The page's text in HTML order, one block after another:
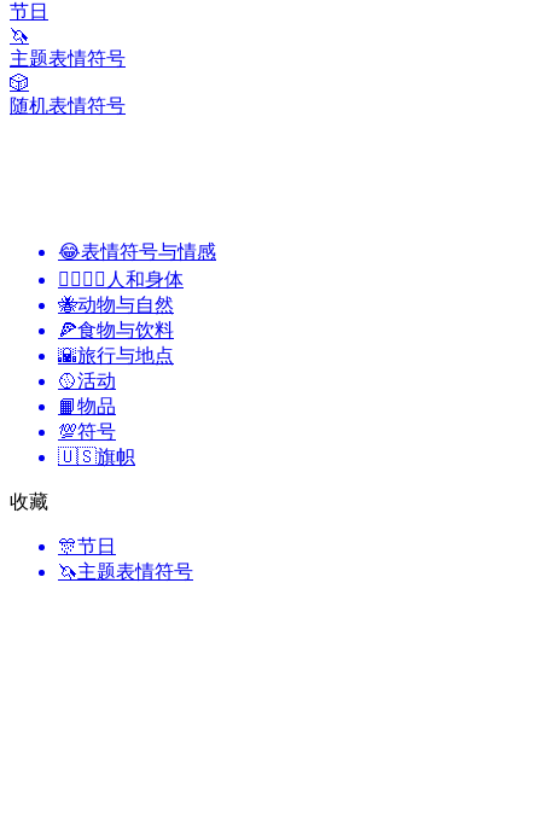
节日
🦄
主题表情符号
🎲
随机表情符号
😂表情符号与情感
👩‍❤️‍💋‍👨 人和身体
🐝动物与自然
🍕食物与饮料
🌇旅行与地点
🥎活动
📙物品
💯符号
🇺🇸旗帜
收藏
🎊节日
🦄主题表情符号